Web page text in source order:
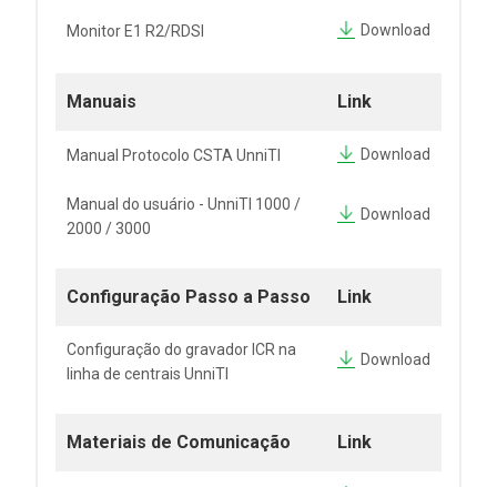
Monitor E1 R2/RDSI Download
Manuais Link
Manual Protocolo CSTA UnniTI Download
Manual do usuário - UnniTI 1000 /
2000 / 3000
Download
Configuração Passo a Passo Link
Configuração do gravador ICR na
linha de centrais UnniTI
Download
Materiais de Comunicação Link